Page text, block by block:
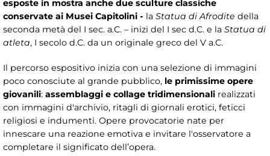
esposte in mostra anche due sculture classiche
conservate ai Musei Capitolini - la Statua di Afrodite della
seconda metà del I sec. a.C. – inizi del I sec d.C. e la Statua di
atleta, I secolo d.C. da un originale greco del V a.C.
Il percorso espositivo inizia con una selezione di immagini
poco conosciute al grande pubblico, le primissime opere
giovanili: assemblaggi e collage tridimensionali realizzati
con immagini d'archivio, ritagli di giornali erotici, feticci
religiosi e indumenti. Opere provocatorie nate per
innescare una reazione emotiva e invitare l'osservatore a
completare il significato dell’opera.